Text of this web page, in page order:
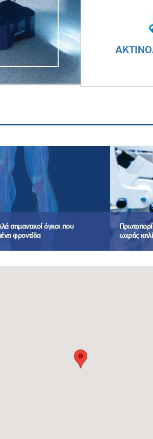
σημαντικοί όγκοι που
φροντίδα
ωχράς